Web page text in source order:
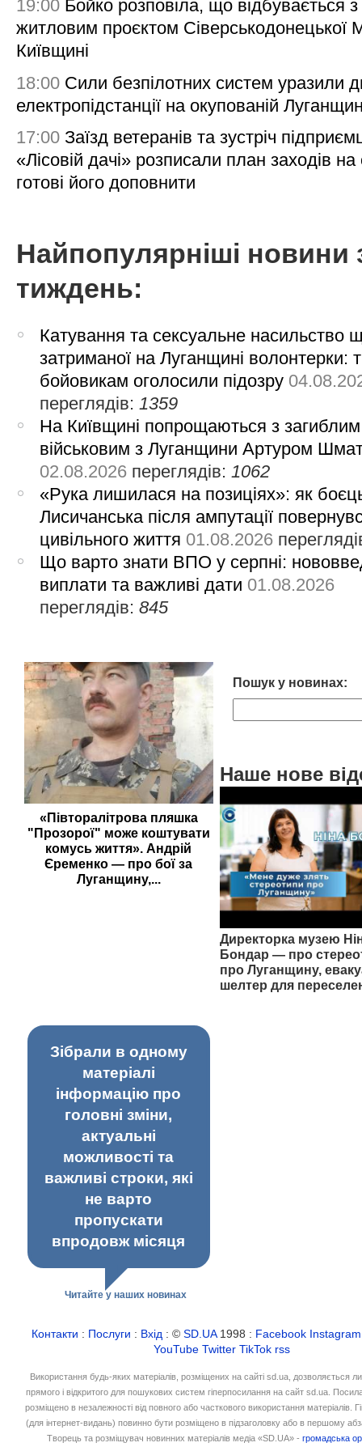
19:00 Бойко розповіла, що відбувається з
житловим проєктом Сіверськодонецької
Київщині
18:00 Сили безпілотних систем уразили
електропідстанції на окупованій
17:00 Заїзд ветеранів та зустріч
«Лісовій дачі» розписали план заходів на
готові його доповнити
Найпопулярніші новини
тиждень:
Катування та сексуальне насильство
затриманої на Луганщині волонтерки:
бойовикам оголосили підозру
переглядів: 1359
На Київщині попрощаються з загиблим
військовим з Луганщини Артуром
02.08.2026 переглядів: 1062
«Рука лишилася на позиціях»: як
Лисичанська після ампутації
цивільного життя 01.08.2026
Що варто знати ВПО у серпні:
виплати та важливі дати 01.08.2026
переглядів:845
«Півторалітрова пляшка
"Прозорої" може коштувати
комусь життя». Андрій
Єременко — про бої за
Луганщину,...
Пошук у новинах:
Наше нове
Директорка музею
Бондар — про
про Луганщину,
шелтер для
Зібрали в одному
матеріалі
інформацію про
головні зміни,
актуальні
можливості та
важливі строки, які
не варто
пропускати
впродовж місяця
Читайте у наших новинах
Контакти : Послуги : Вхід : ©SD.UA1998 : Facebook Instagram
YouTube Twitter TikTok rss
Використання будь-яких матеріалів, розміщених на сайті sd.ua, дозволяється
прямого і відкритого для пошукових систем гіперпосилання на сайт sd.ua.
розміщено в незалежності від повного або часткового використання матеріалів.
(для інтернет-видань) повинно бути розміщено в підзаголовку або в першому
Творець та розміщувач новинних матеріалів медіа «SD.UA» -громадська